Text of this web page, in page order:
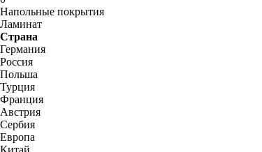
Напольные покрытия
Ламинат
Страна
Германия
Россия
Польша
Турция
Франция
Австрия
Сербия
Европа
Китай